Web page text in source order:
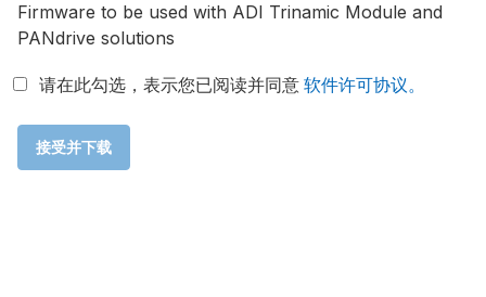
Firmware to be used with ADI Trinamic Module and
PANdrive solutions
请在此勾选，表示您已阅读并同意软件许可协议。
接受并下载